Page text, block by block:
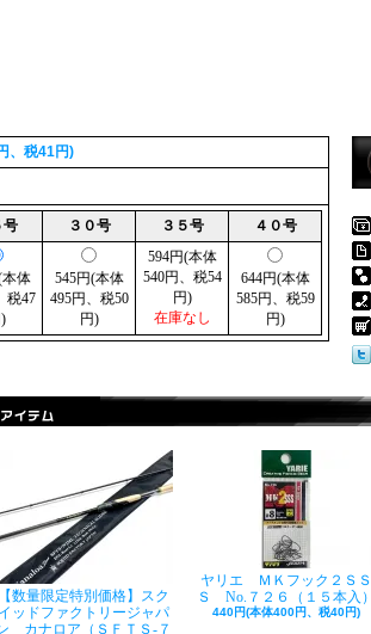
、税41円)
号 ３０号 ３５号
４０号
本体
税47
545円(本体
495円、税50
円)
594円(本体
540円、税54
円)
在庫なし
644円(本体
585円、税59
円)
【数量限定特別価格】スク
イッドファクトリージャパ
カナロア（ＳＦＴＳ-７
ヤリエ ＭＫフック２ＳＳ
Ｓ No.７２６（１５本入）
440円(本体400円、税40円)